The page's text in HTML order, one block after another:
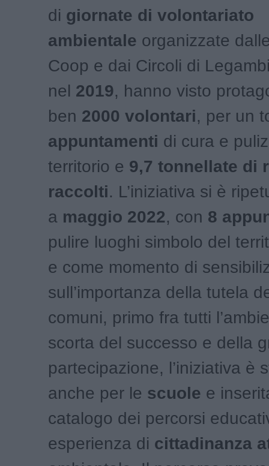
di giornate di volontariato
ambientale organizzate
Coop e dai Circoli di
nel 2019, hanno visto
ben 2000 volontari, per un
appuntamenti di cura e
territorio e 9,7 tonnellate di
raccolti. L’iniziativa si è
a maggio 2022, con 8
pulire luoghi simbolo del
e come momento di
sull’importanza della tutela
comuni, primo fra tutti
scorta del successo e della
partecipazione, l’iniziativa è
anche per le scuole e
catalogo dei percorsi
esperienza di cittadinanza